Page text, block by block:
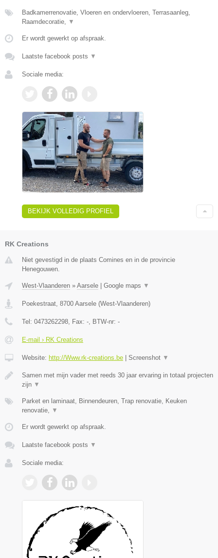
Badkamerrenovatie, Vloeren en ondervloeren, Terrasaanleg,
Raamdecoratie, ▼
Er wordt gewerkt op afspraak.
Laatste facebook posts ▼
Sociale media:
BEKIJK VOLLEDIG PROFIEL
RK Creations
Niet gevestigd in de plaats Comines en in de provincie
Henegouwen.
West-Vlaanderen » Aarsele | Google maps ▼
Poekestraat 8700 Aarsele (West-Vlaanderen)
Tel: 0473262298 , Fax: - , BTW-nr: -
E-mail › RK Creations
Website: http://Www.rk-creations.be | Screenshot ▼
Samen met mijn vader met reeds 30 jaar ervaring in totaal projecten
zijn ▼
Parket en laminaat, Binnendeuren, Trap renovatie, Keuken
renovatie,
▼
Er wordt gewerkt op afspraak.
Laatste facebook posts ▼
Sociale media: